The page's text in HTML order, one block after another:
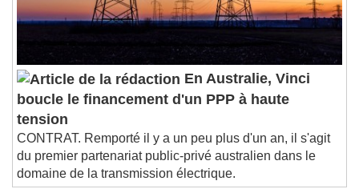
En Australie, Vinci
boucle le financement d'un PPP à haute
tension
CONTRAT. Remporté il y a un peu plus d'un an, il s'agit
du premier partenariat public-privé australien dans le
domaine de la transmission électrique.